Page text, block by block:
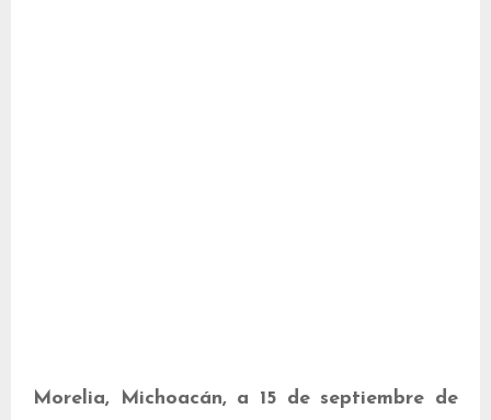
Morelia, Michoacán, a 15 de septiembre de